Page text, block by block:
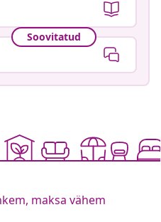
Soovitatud
maksa vähem